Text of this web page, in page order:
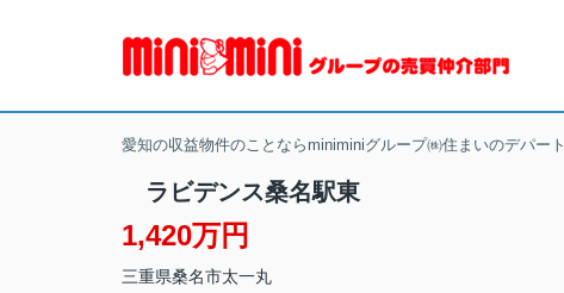
愛知の収益物件のことならminiminiグループ㈱住まいのデパート
ラビデンス桑名駅東
1,420万円
三重県桑名市太一丸